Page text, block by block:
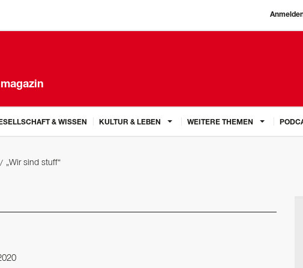
& WISSEN KULTUR & LEBEN WEITERE THEMEN
„Wir sind stuff“